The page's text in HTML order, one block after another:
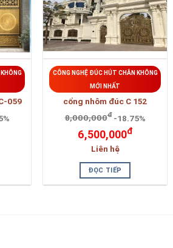
059
CÔNG NGHỆ ĐÚC HÚT CHÂN KHÔNG
MỚI NHẤT
cổng nhôm đúc C 152
8,000,000đ -18.75%
6,500,000đ
Liên hệ
ĐỌC TIẾP